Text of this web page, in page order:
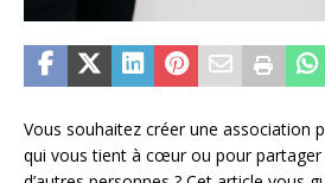
Vous souhaitez créer une association
qui vous tient à cœur ou pour partager